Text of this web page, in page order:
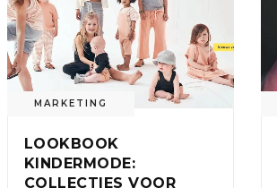
MARKETING
LOOKBOOK
KINDERMODE:
COLLECTIES VOOR